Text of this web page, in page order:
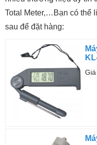
Total Meter,…Bạn có thể
sau để đặt hàng: